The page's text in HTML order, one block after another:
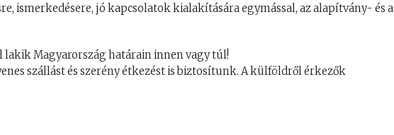
ismerkedésere, jó kapcsolatok kialakítására egymással, az alapítvány- és a
Magyarország határain innen vagy túl!
szállást és szerény étkezést is biztosítunk. A külföldről érkezők